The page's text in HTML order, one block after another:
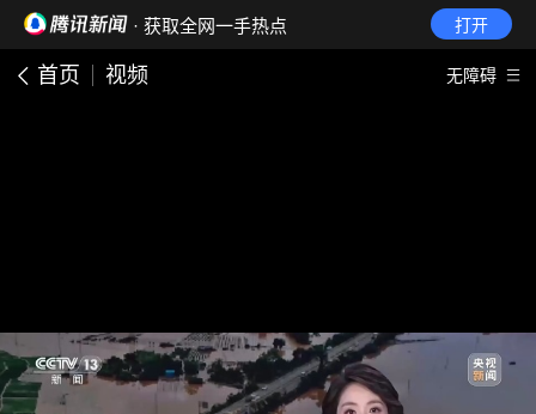
· 获取全网一手热点 打开
首页 视频 无障碍